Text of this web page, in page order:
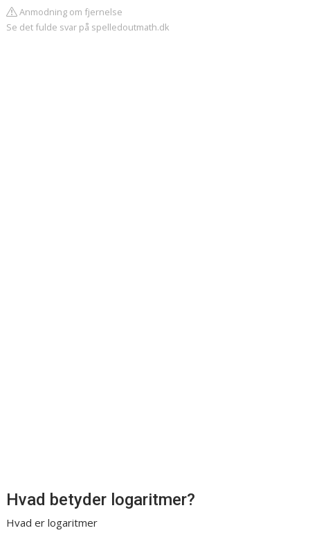
Anmodning om fjernelse
Se det fulde svar på spelledoutmath.dk
Hvad betyder logaritmer?
Hvad er logaritmer